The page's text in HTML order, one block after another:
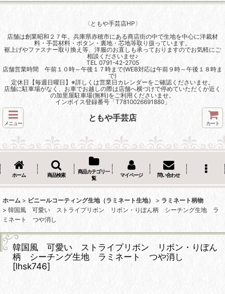
〈ともや手芸店HP〉
店舗は創業昭和２７年。兵庫県赤穂市にある商店街の中で生地を中心に洋裁材
料・手芸材料・ボタン・裏地・芯地等取り扱っています。
裾上げやファスナー取り換え等、洋服のお直しも承っておりますのでお気軽にご
相談くださいませ♪
TEL 0791-42-2705
店舗営業時間 午前１０時～午後１７時まで(WEB対応は午前９時～午後１８時ま
で)
定休日【毎週日曜日】※詳しくは営業日カレンダーをご確認くださいませ。
店舗に駐車場がなく、お車でお越しの際は店舗へ横づけで停めていただくか近く
の加里屋駐車場(無料)をご利用くださいませ。
インボイス登録番号「T7810026691880」
メニュー
ともや手芸店
カート
ホーム 商品検索
商品カテゴリ一
覧
マイページ 問い合わせ
ホーム > ビニールコーティング生地（ラミネート生地） > ラミネート柄物
> 韓国風 可愛い ストライプリボン リボン・りぼん柄 シーチング生地 ラ
ミネート つや消し
韓国風 可愛い ストライプリボン リボン・りぼん
柄 シーチング生地 ラミネート つや消し
[lhsk746]